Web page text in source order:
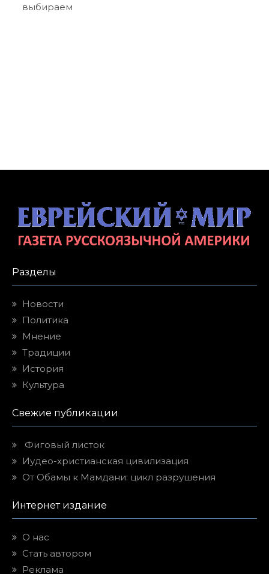
выбираем
Разделы
Новости
Политика
Мнение
Традиции
История
Культура
Свежие публикации
Фиговый листок
Иудео-христианская цивилизация
От Обамы к Мамдани: цикл разрушения
Интернет издание
О нас
Стать автором
Реклама